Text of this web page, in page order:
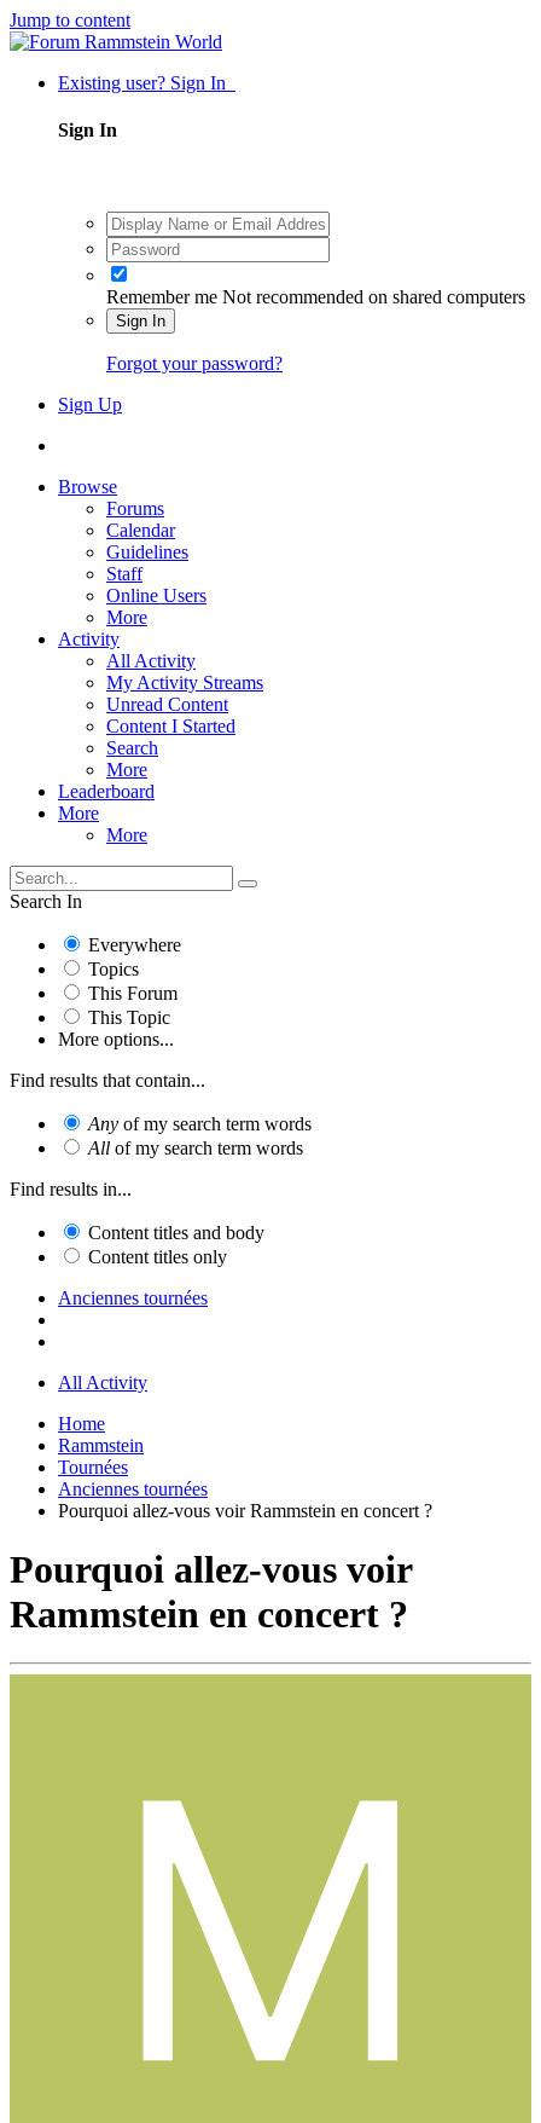
Jump to content
Existing user? Sign In
Sign In
Remember me Not recommended on shared computers
Sign In
Forgot your password?
Sign Up
Browse
Forums
Calendar
Guidelines
Staff
Online Users
More
Activity
All Activity
My Activity Streams
Unread Content
Content I Started
Search
More
Leaderboard
More
More
Search In
Everywhere
Topics
This Forum
This Topic
More options...
Find results that contain...
Any of my search term words
All of my search term words
Find results in...
Content titles and body
Content titles only
Anciennes tournées
All Activity
Home
Rammstein
Tournées
Anciennes tournées
Pourquoi allez-vous voir Rammstein en concert ?
Pourquoi allez-vous voir
Rammstein en concert ?